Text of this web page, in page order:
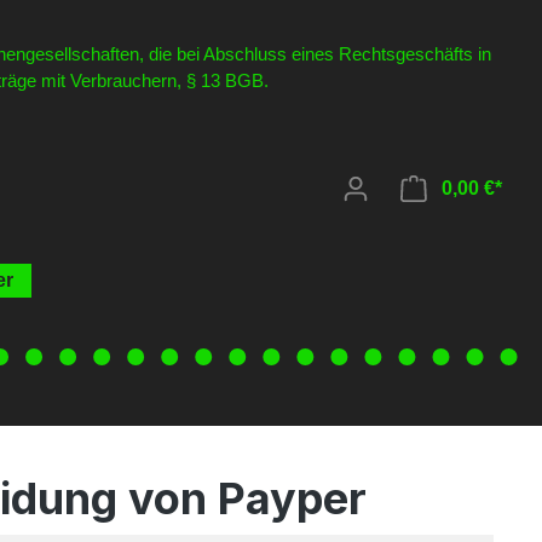
die bei Abschluss eines Rechtsgeschäfts in
mit Verbrauchern, § 13 BGB.
0,00 €*
von Payper